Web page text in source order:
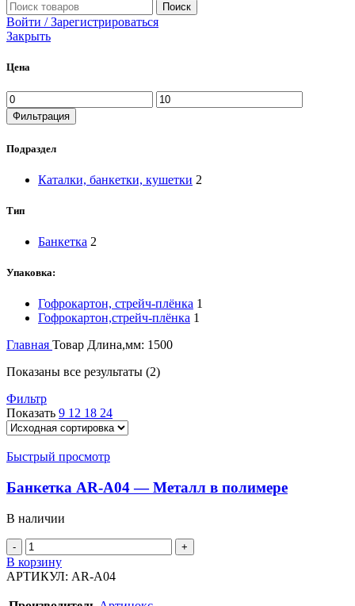
Поиск
Войти / Зарегистрироваться
Закрыть
Цена
Фильтрация
Подраздел
Каталки, банкетки, кушетки 2
Тип
Банкетка 2
Упаковка:
Гофрокартон, стрейч-плёнка 1
Гофрокартон,стрейч-плёнка 1
Главная Товар Длина,мм: 1500
Показаны все результаты (2)
Фильтр
Показать 9 12 18 24
Быстрый просмотр
Банкетка AR-A04 — Металл в полимере
В наличии
В корзину
АРТИКУЛ: AR-A04